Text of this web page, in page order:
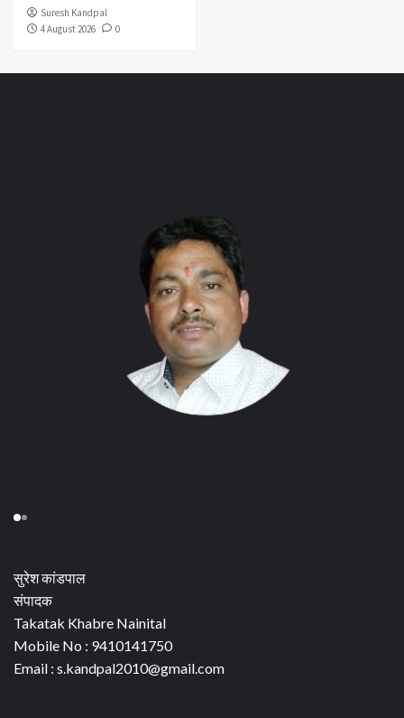
Suresh Kandpal
4 August 2026
0
सुरेश कांडपाल
संपादक
Takatak Khabre Nainital
Mobile No : 9410141750
Email : s.kandpal2010@gmail.com